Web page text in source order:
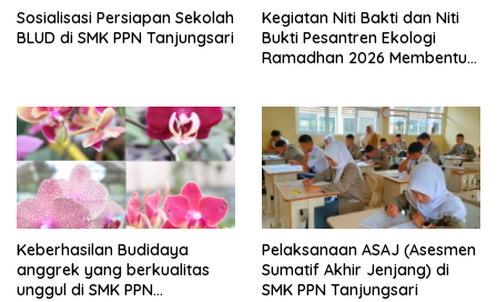
Sosialisasi Persiapan Sekolah
BLUD di SMK PPN Tanjungsari
Kegiatan Niti Bakti dan Niti
Bukti Pesantren Ekologi
Ramadhan 2026 Membentuk
SMK PPN Tanjungsari
Keberhasilan Budidaya
anggrek yang berkualitas
unggul di SMK PPN
Pelaksanaan ASAJ (Asesmen
Sumatif Akhir Jenjang) di
SMK PPN Tanjungsari